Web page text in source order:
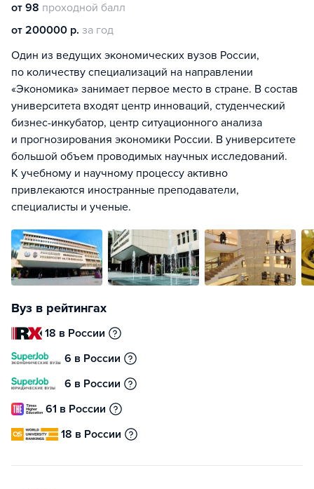
от 98 проходной балл
от 200000 р. за год
Один из ведущих экономических вузов России,
по количеству специализаций на направлении
«Экономика» занимает первое место в стране. В состав
университета входят центр инноваций, студенческий
бизнес-инкубатор, центр ситуационного анализа
и прогнозирования экономики России. В университете
большой объем проводимых научных исследований.
К учебному и научному процессу активно
привлекаются иностранные преподаватели,
специалисты и ученые.
Вуз в рейтингах
18 в России
6 в России
6 в России
61 в России
18 в России